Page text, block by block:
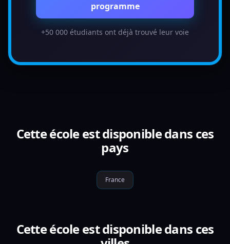
programme
+50 000 étudiants ont déjà trouvé leur voie
Cette école est disponible dans ces
pays
France
Cette école est disponible dans ces